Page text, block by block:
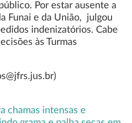
Por estar ausente a
Funai e da União, julgou
indenizatórios. Cabe
às Turmas